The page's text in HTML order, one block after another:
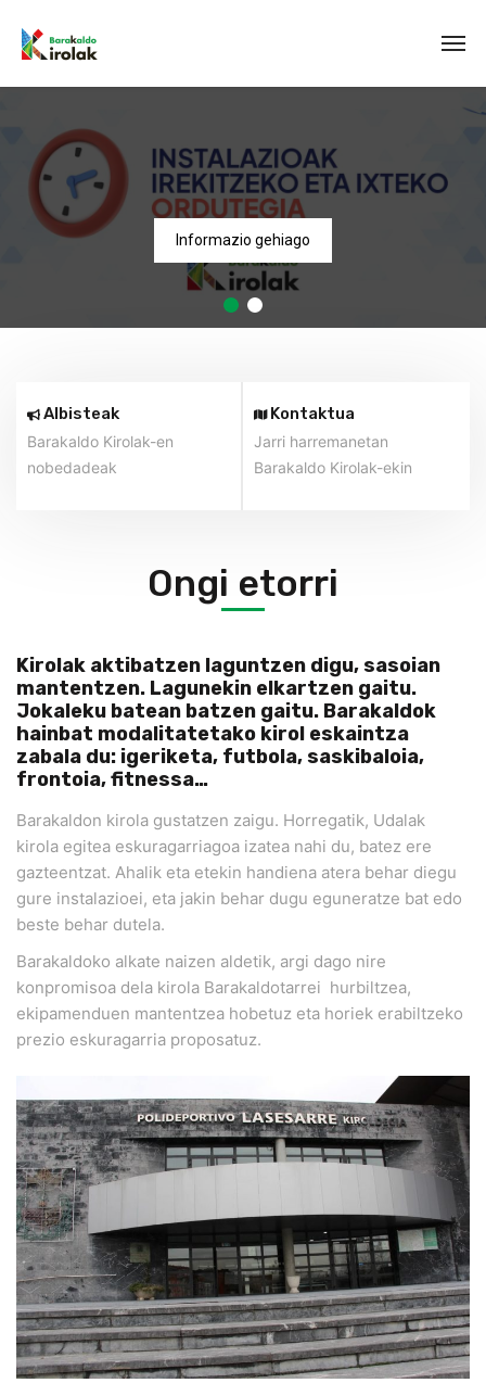
Informazio gehiago
Albisteak
Barakaldo Kirolak-en
nobedadeak
Kontaktua
Jarri harremanetan
Barakaldo Kirolak-ekin
Ongi etorri
Kirolak aktibatzen laguntzen digu, sasoian
mantentzen. Lagunekin elkartzen gaitu.
Jokaleku batean batzen gaitu. Barakaldok
hainbat modalitatetako kirol eskaintza
zabala du: igeriketa, futbola, saskibaloia,
frontoia, fitnessa…
Barakaldon kirola gustatzen zaigu. Horregatik, Udalak
kirola egitea eskuragarriagoa izatea nahi du, batez ere
gazteentzat. Ahalik eta etekin handiena atera behar diegu
gure instalazioei, eta jakin behar dugu eguneratze bat edo
beste behar dutela.
Barakaldoko alkate naizen aldetik, argi dago nire
konpromisoa dela kirola Barakaldotarrei hurbiltzea,
ekipamenduen mantentzea hobetuz eta horiek erabiltzeko
prezio eskuragarria proposatuz.